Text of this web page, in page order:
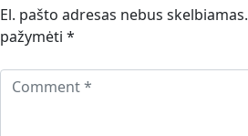
El. pašto adresas nebus skelbiamas.
pažymėti *